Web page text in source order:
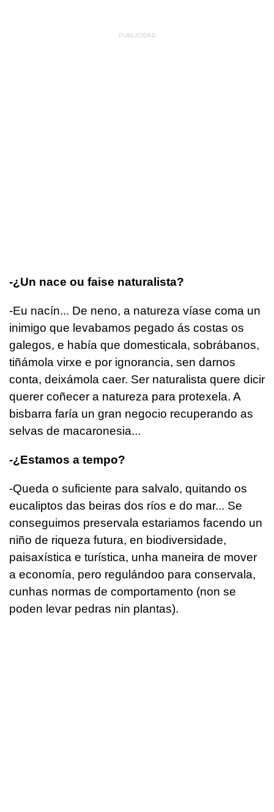
-¿Un nace ou faise naturalista?
-Eu nacín... De neno, a natureza víase coma un
inimigo que levabamos pegado ás costas os
galegos, e había que domesticala, sobrábanos,
tiñámola virxe e por ignorancia, sen darnos
conta, deixámola caer. Ser naturalista quere dicir
querer coñecer a natureza para protexela. A
bisbarra faría un gran negocio recuperando as
selvas de macaronesia...
-¿Estamos a tempo?
-Queda o suficiente para salvalo, quitando os
eucaliptos das beiras dos ríos e do mar... Se
conseguimos preservala estariamos facendo un
niño de riqueza futura, en biodiversidade,
paisaxística e turística, unha maneira de mover
a economía, pero regulándoo para conservala,
cunhas normas de comportamento (non se
poden levar pedras nin plantas).